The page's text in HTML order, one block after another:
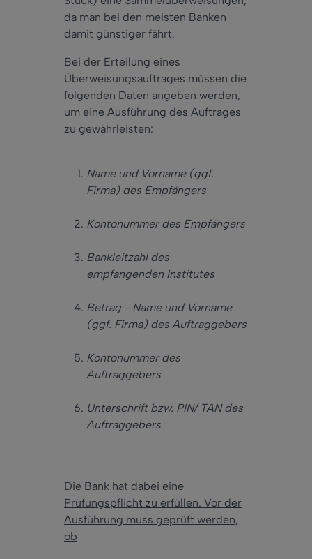
da man bei den meisten Banken
damit günstiger fährt.
Bei der Erteilung eines
Überweisungsauftrages müssen die
folgenden Daten angeben werden,
um eine Ausführung des Auftrages
zu gewährleisten:
Name und Vorname (ggf.
Firma) des Empfängers
Kontonummer des Empfängers
Bankleitzahl des
empfangenden Institutes
Betrag - Name und Vorname
(ggf. Firma) des Auftraggebers
Kontonummer des
Auftraggebers
Unterschrift bzw. PIN/ TAN des
Auftraggebers
Die Bank hat dabei eine
Prüfungspflicht zu erfüllen. Vor der
Ausführung muss geprüft werden,
ob